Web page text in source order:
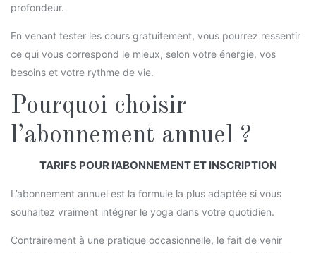
profondeur.
En venant tester les cours gratuitement, vous pourrez ressentir
ce qui vous correspond le mieux, selon votre énergie, vos
besoins et votre rythme de vie.
Pourquoi choisir
l’abonnement annuel ?
TARIFS POUR l’ABONNEMENT ET INSCRIPTION
L’abonnement annuel est la formule la plus adaptée si vous
souhaitez vraiment intégrer le yoga dans votre quotidien.
Contrairement à une pratique occasionnelle, le fait de venir